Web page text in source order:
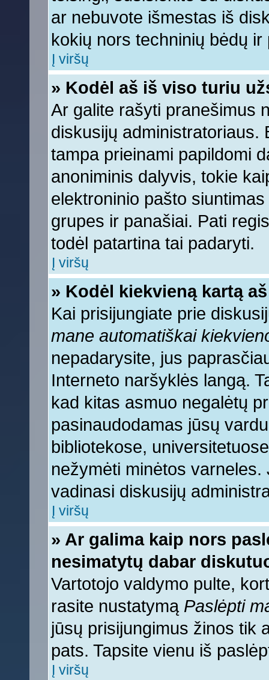
ar nebuvote išmestas iš
kokių nors techninių bėdų
Į viršų
» Kodėl aš iš viso turiu
Ar galite rašyti pranešimus
diskusijų administratoriaus.
tampa prieinami papildomi
anoniminis dalyvis, tokie
elektroninio pašto
grupes ir panašiai. Pati
todėl patartina tai padaryti.
Į viršų
» Kodėl kiekvieną kartą
Kai prisijungiate prie
mane automatiškai
nepadarysite, jus
Interneto naršyklės langą.
kad kitas asmuo negalėtų
pasinaudodamas jūsų
bibliotekose,
nežymėti minėtos
vadinasi diskusijų
Į viršų
» Ar galima kaip nors
nesimatytų dabar
Vartotojo valdymo pulte,
rasite nustatymą Paslėpti
jūsų prisijungimus žinos tik
pats. Tapsite vienu iš
Į viršų